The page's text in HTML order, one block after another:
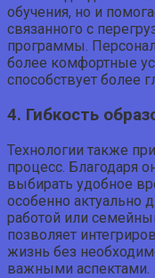
обучения, но и
связанного с
программы.
более комфортные
способствует более
4. Гибкость
Технологии также
процесс. Благодаря
выбирать удобное
особенно
работой или
позволяет
жизнь без
важными аспектами.